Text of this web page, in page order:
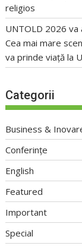
religios
UNTOLD 2026 va
Cea mai mare
va prinde viață la
Categorii
Business &
Conferințe
English
Featured
Important
Special